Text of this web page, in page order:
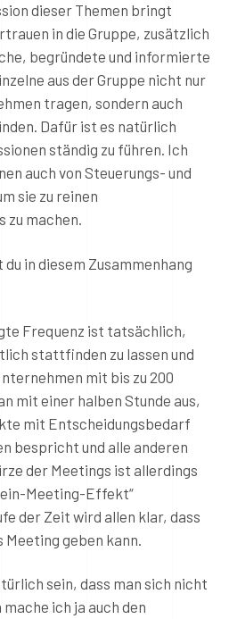
dieser Themen bringt
in die Gruppe, zusätzlich
begründete und informierte
aus der Gruppe nicht nur
tragen, sondern auch
Dafür ist es natürlich
ständig zu führen. Ich
auch von Steuerungs- und
sie zu reinen
zu machen.
in diesem Zusammenhang
Frequenz ist tatsächlich,
stattfinden zu lassen und
mit bis zu 200
mit einer halben Stunde aus,
mit Entscheidungsbedarf
bespricht und alle anderen
der Meetings ist allerdings
ein-Meeting-Effekt“
der Zeit wird allen klar, dass
geben kann.
sein, dass man sich nicht
ich ja auch den